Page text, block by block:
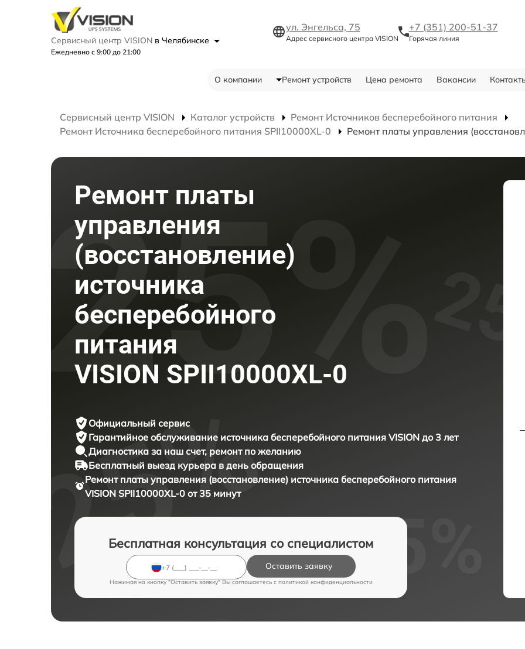
Сервисный центр VISION в Челябинске
Ежедневно с 9:00 до 21:00
ул. Энгельса, 75
Адрес сервисного центра VISION
+7 (351) 200-51-37
Горячая линия
О компании Ремонт устройств Цена ремонта Вакансии
Сервисный центр VISION Каталог устройств
Ремонт Источников бесперебойного питания
Ремонт Источника бесперебойного питания SPII10000XL-0
Ремонт платы управления
Ремонт платы
управления
(восстановление)
источника
бесперебойного
питания
VISION SPII10000XL-0
Официальный сервис
Гарантийное обслуживание источника бесперебойного питания VISION до 3 лет
Диагностика за наш счет, ремонт по желанию
Бесплатный выезд курьера в день обращения
Ремонт платы управления (восстановление) источника бесперебойного питания
VISION SPII10000XL-0 от 35 минут
Бесплатная консультация со специалистом
Оставить заявку
Нажимая на кнопку "Оставить заявку" Вы соглашаетесь c политикой конфиденциальности